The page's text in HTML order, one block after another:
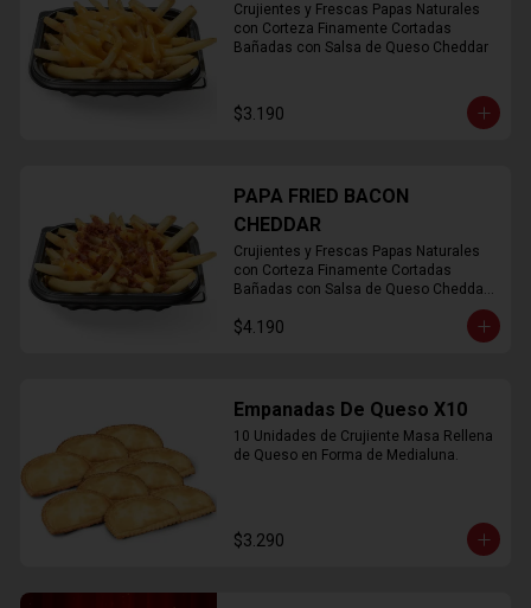
Crujientes y Frescas Papas Naturales
con Corteza Finamente Cortadas
Bañadas con Salsa de Queso Cheddar
$3.190
PAPA FRIED BACON
CHEDDAR
Crujientes y Frescas Papas Naturales
con Corteza Finamente Cortadas
Bañadas con Salsa de Queso Cheddar
$4.190
Empanadas De Queso X10
10 Unidades de Crujiente Masa Rellena
de Queso en Forma de Medialuna.
$3.290